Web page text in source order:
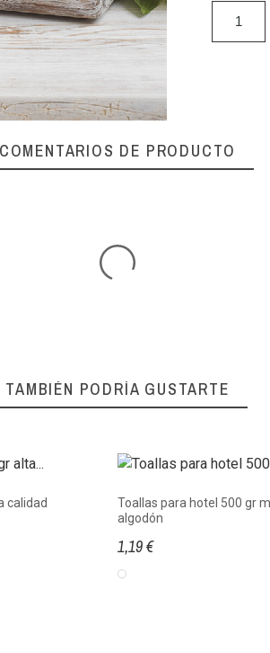
COMENTARIOS DE PRODUCTO
TAMBIÉN PODRÍA GUSTARTE
calidad
Toallas para hotel 500 gr
algodón
1,19 €
Blanco